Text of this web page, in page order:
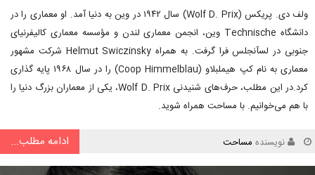
ولف دی. پریکس (Wolf D. Prix) سال ۱۹۴۲ در وین به دنیا آمد. او معماری را در
دانشگاه Technische وین، انجمن معماری لندن و مؤسسه معماری کالیفرنیای
جنوبی در لسآنجلس فرا گرفت. به همراه Helmut Swiczinsky شرکت مشهور
معماری به نام کپ هیملبلاو (Coop Himmelblau) را در سال ۱۹۶۸ پایه گذاری
کرد.در این مطلب، حرف‌های شنیدنی Wolf D. Prix، یکی از معماران بزرگ دنیا را
با هم می‌خوانیم. با مساحت همراه شوید.
نویسنده مساحت ادامه مطلب...